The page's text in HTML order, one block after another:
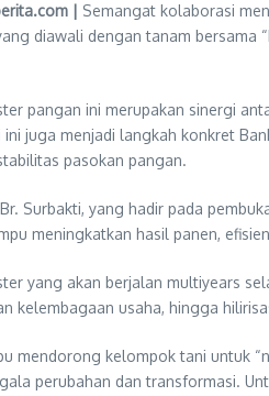
| Semangat kolaborasi
diawali dengan tanam bersama
pangan ini merupakan sinergi
juga menjadi langkah konkret
pasokan pangan.
Surbakti, yang hadir pada
meningkatkan hasil panen,
yang akan berjalan multiyears
kelembagaan usaha, hingga
mendorong kelompok tani untuk
perubahan dan transformasi.